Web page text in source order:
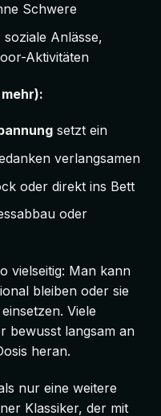
Schwere
Anlässe,
Aktivitäten
setzt ein
verlangsamen
oder direkt ins Bett
oder
vielseitig: Man kann
bleiben oder sie
Viele
bewusst langsam an
heran.
nur eine weitere
Klassiker, der mit